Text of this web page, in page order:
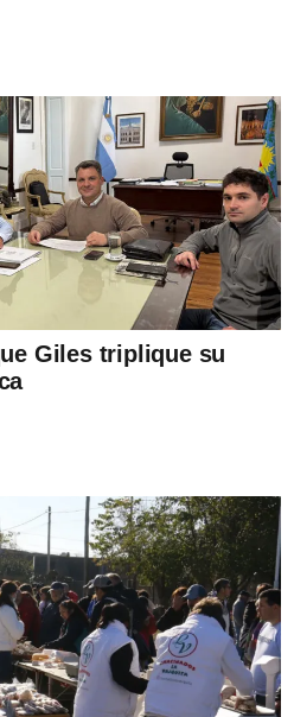
Giles triplique su